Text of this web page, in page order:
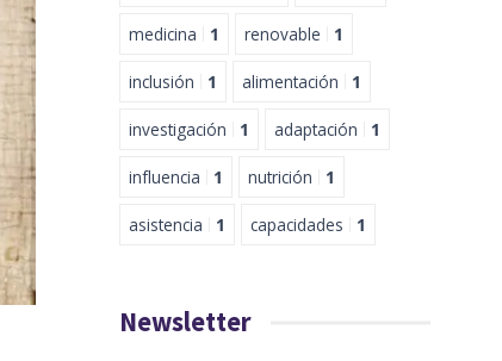
medicina 1 renovable 1
inclusión 1 alimentación 1
investigación 1 adaptación 1
influencia 1 nutrición 1
asistencia 1 capacidades 1
Newsletter